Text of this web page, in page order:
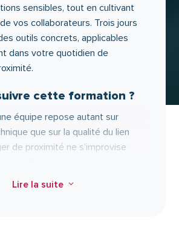
sensibles, tout en cultivant
vos collaborateurs. Trois jours
outils concrets, applicables
dans votre quotidien de
cette formation ?
équipe repose autant sur
que sur la qualité du lien
de proximité ne s’improvise
peuvent freiner l’engagement
Lire la suite 3